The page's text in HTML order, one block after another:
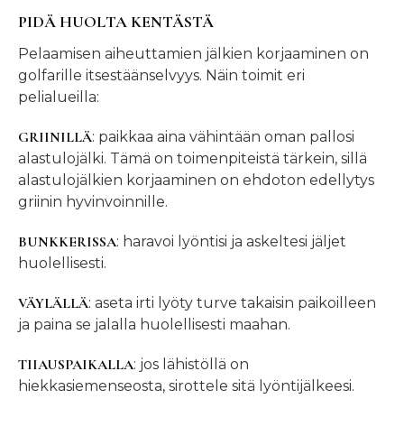
PIDÄ HUOLTA KENTÄSTÄ
Pelaamisen aiheuttamien jälkien korjaaminen on
golfarille itsestäänselvyys. Näin toimit eri
pelialueilla:
GRIINILLÄ: paikkaa aina vähintään oman pallosi
alastulojälki. Tämä on toimenpiteistä tärkein, sillä
alastulojälkien korjaaminen on ehdoton edellytys
griinin hyvinvoinnille.
BUNKKERISSA: haravoi lyöntisi ja askeltesi jäljet
huolellisesti.
VÄYLÄLLÄ: aseta irti lyöty turve takaisin paikoilleen
ja paina se jalalla huolellisesti maahan.
TIIAUSPAIKALLA: jos lähistöllä on
hiekkasiemenseosta, sirottele sitä lyöntijälkeesi.